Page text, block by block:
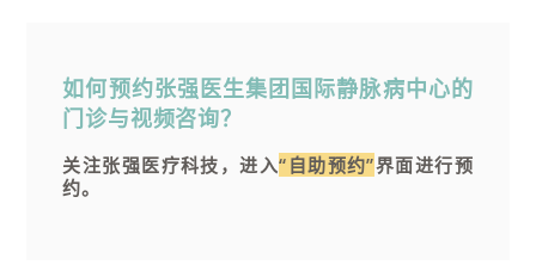
如何预约张强医生集团国际静脉病中心的
门诊与视频咨询？
关注张强医疗科技，进入“自助预约”界面进行预
约。